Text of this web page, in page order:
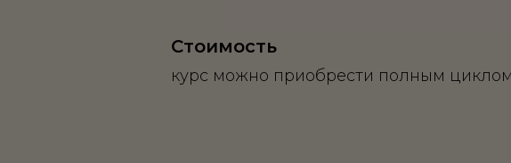
Стоимость
курс можно приобрести полным